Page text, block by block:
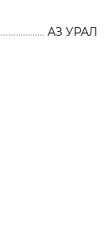
АЗ УРАЛ